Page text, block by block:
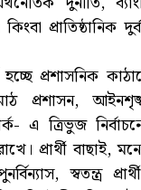
কিংবা প্রাতিষ্ঠানিক
প্রশাসনিক
প্রশাসন,
এ ত্রিভুজ
প্রার্থী বাছাই,
স্বতন্ত্র